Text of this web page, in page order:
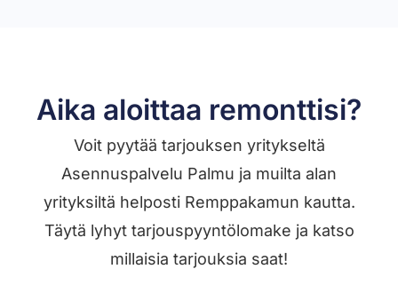
Aika aloittaa remonttisi?
Voit pyytää tarjouksen yritykseltä
Asennuspalvelu Palmu ja muilta alan
yrityksiltä helposti Remppakamun kautta.
Täytä lyhyt tarjouspyyntölomake ja katso
millaisia tarjouksia saat!